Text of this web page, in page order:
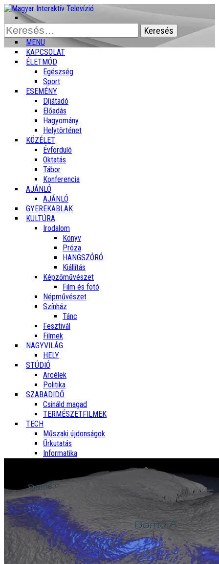
Keresés:
MENU
KAPCSOLAT
ÉLETMÓD
Egészség
Sport
ESEMÉNY
Díjátadó
Előadás
Hagyomány
Helytörténet
KÖZÉLET
Évforduló
Oktatás
Tábor
Konferencia
AJÁNLÓ
AJÁNLÓ
GYEREKABLAK
KULTÚRA
Irodalom
Könyv
Próza
HANGSZÓRÓ
Kiállítás
Képzőművészet
Film és fotó
Népművészet
Színház
Tánc
Fesztivál
Filmek
NAGYVILÁG
HELY
STÚDIÓ
Arcélek
Politika
SZABADIDŐ
Csináld magad
TERMÉSZETFILMEK
TECH
Műszaki újdonságok
Űrkutatás
Informatika